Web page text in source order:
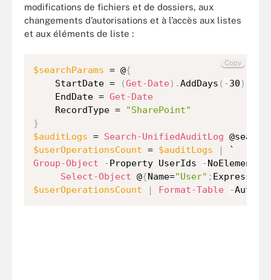
modifications de fichiers et de dossiers, aux
changements d’autorisations et à l’accès aux listes
et aux éléments de liste :
$searchParams = @{
    StartDate =
(Get-Date) .AddDays ( -30 )
    EndDate =
Get-Date
    RecordType =
"SharePoint"
}
$auditLogs = Search-UnifiedAuditLog
$userOperationsCount = $auditLogs |
Group-Object
-Property UserIds -NoElement
Select-Object @{Name="User" ;
$userOperationsCount
| Format-Table -
Copy